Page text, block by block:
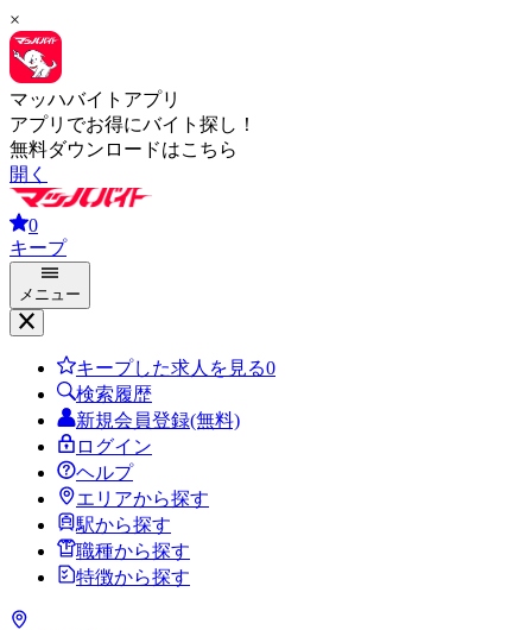
×
マッハバイトアプリ
アプリでお得にバイト探し！
無料ダウンロードはこちら
開く
0
キープ
メニュー
キープした求人を見る0
検索履歴
新規会員登録(無料)
ログイン
ヘルプ
エリアから探す
駅から探す
職種から探す
特徴から探す